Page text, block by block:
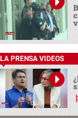
LA PRENSA VIDEOS